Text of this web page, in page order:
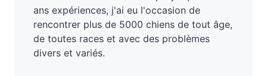
ans expériences, j'ai eu l'occasion de
rencontrer plus de 5000 chiens de tout âge,
de toutes races et avec des problèmes
divers et variés.